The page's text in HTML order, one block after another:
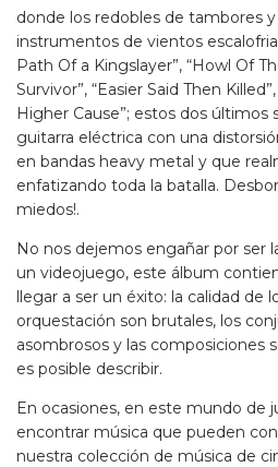
donde los redobles de tambores
instrumentos de vientos
Path Of a Kingslayer”, “Howl Of
Survivor”, “Easier Said Then
Higher Cause”; estos dos últimos
guitarra eléctrica con una
en bandas heavy metal y que
enfatizando toda la batalla.
miedos!.
No nos dejemos engañar por ser
un videojuego, este álbum
llegar a ser un éxito: la calidad de
orquestación son brutales, los
asombrosos y las composiciones
es posible describir.
En ocasiones, en este mundo de
encontrar música que pueden
nuestra colección de música de